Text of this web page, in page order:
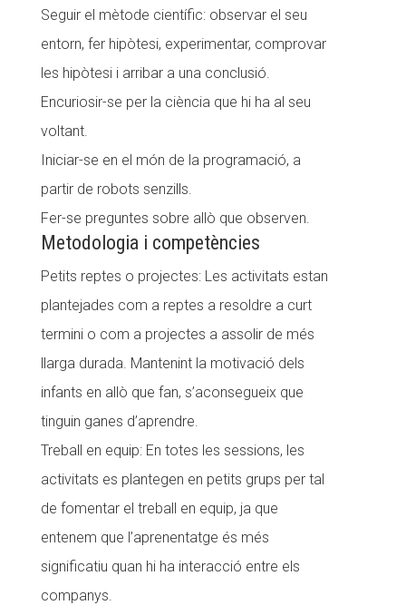
Seguir el mètode científic: observar el seu
entorn, fer hipòtesi, experimentar, comprovar
les hipòtesi i arribar a una conclusió.
Encuriosir-se per la ciència que hi ha al seu
voltant.
Iniciar-se en el món de la programació, a
partir de robots senzills.
Fer-se preguntes sobre allò que observen.
Metodologia i competències
Petits reptes o projectes: Les activitats estan
plantejades com a reptes a resoldre a curt
termini o com a projectes a assolir de més
llarga durada. Mantenint la motivació dels
infants en allò que fan, s’aconsegueix que
tinguin ganes d’aprendre.
Treball en equip: En totes les sessions, les
activitats es plantegen en petits grups per tal
de fomentar el treball en equip, ja que
entenem que l’aprenentatge és més
significatiu quan hi ha interacció entre els
companys.
Treballa amb nosaltres